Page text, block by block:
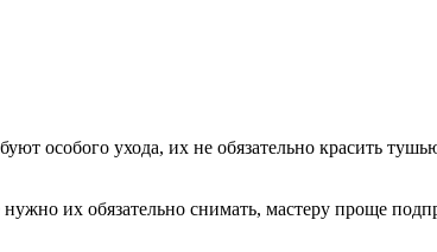
особого ухода, их не обязательно красить
их обязательно снимать, мастеру проще